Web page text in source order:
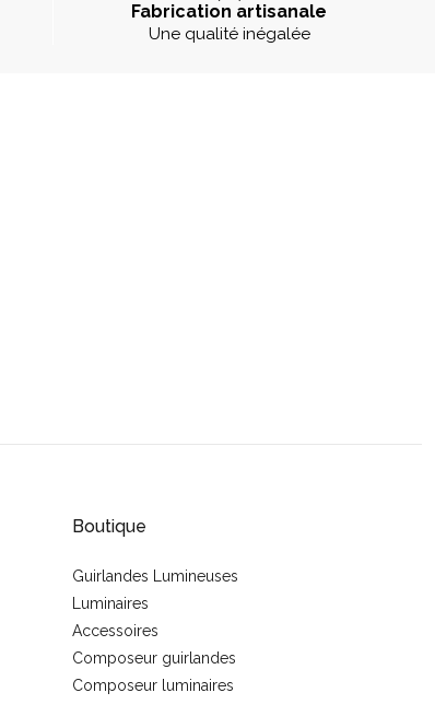
Fabrication artisanale
Une qualité inégalée
Boutique
Guirlandes Lumineuses
Luminaires
Accessoires
Composeur guirlandes
Composeur luminaires